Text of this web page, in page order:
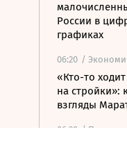
России в
графиках
06:20 /
«Кто-то
на стройки»:
взгляды
06:20 / Политика